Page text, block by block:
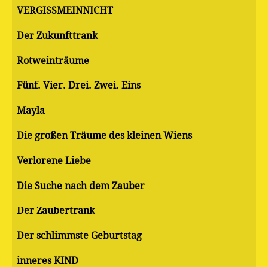
VERGISSMEINNICHT
Der Zukunfttrank
Rotweinträume
Fünf. Vier. Drei. Zwei. Eins
Mayla
Die großen Träume des kleinen Wiens
Verlorene Liebe
Die Suche nach dem Zauber
Der Zaubertrank
Der schlimmste Geburtstag
inneres KIND